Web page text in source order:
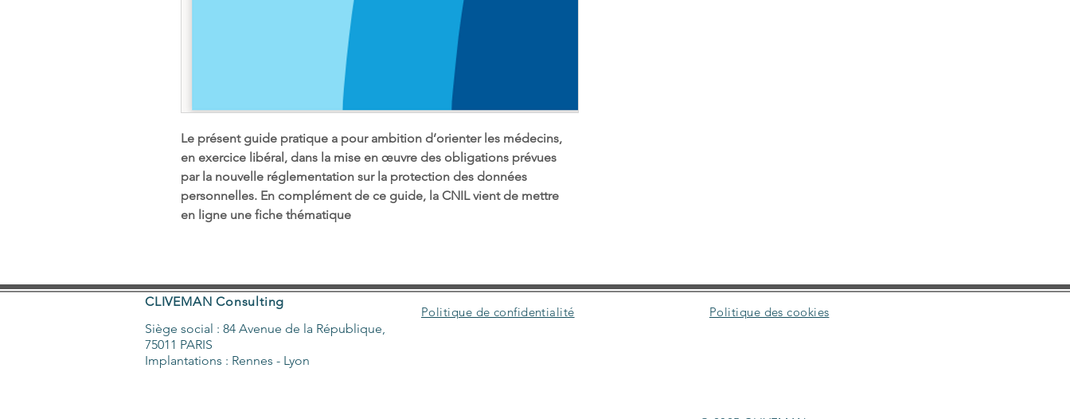
Le présent guide pratique a pour ambition d’orienter les médecins,
en exercice libéral, dans la mise en œuvre des obligations prévues
par la nouvelle réglementation sur la protection des données
personnelles. En complément de ce guide, la CNIL vient de mettre
en ligne une fiche thématique
CLIVEMAN Consulting
Siège social : 84 Avenue de la République,
75011 PARIS
Implantations : Rennes - Lyon
Politique de confidentialité Politique des cookies